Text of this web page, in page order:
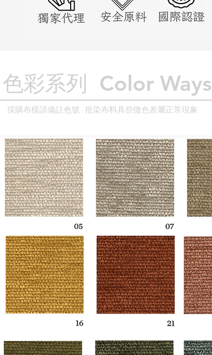
色彩系列 ​Color Ways
採購布樣請備註色號 · 批染布料具些微色差屬正常現象